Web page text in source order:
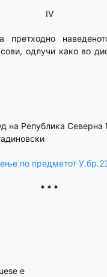
IV
претходно
одлучи како во
на Република Северна
по предметот
* * *
e